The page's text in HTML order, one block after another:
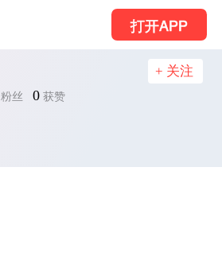
打开APP
粉丝 0 获赞
+ 关注